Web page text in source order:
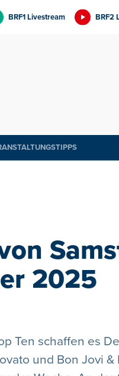
BRF1 Livestream BRF2
2025
Ten schaffen es
und Bon Jovi